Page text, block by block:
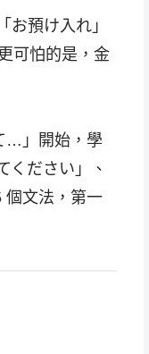
預け入れ」
可怕的是，金
…」開始，學
ください」、
個文法，第一